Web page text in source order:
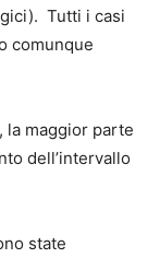
Tutti i casi
comunque
la maggior parte
dell’intervallo
state